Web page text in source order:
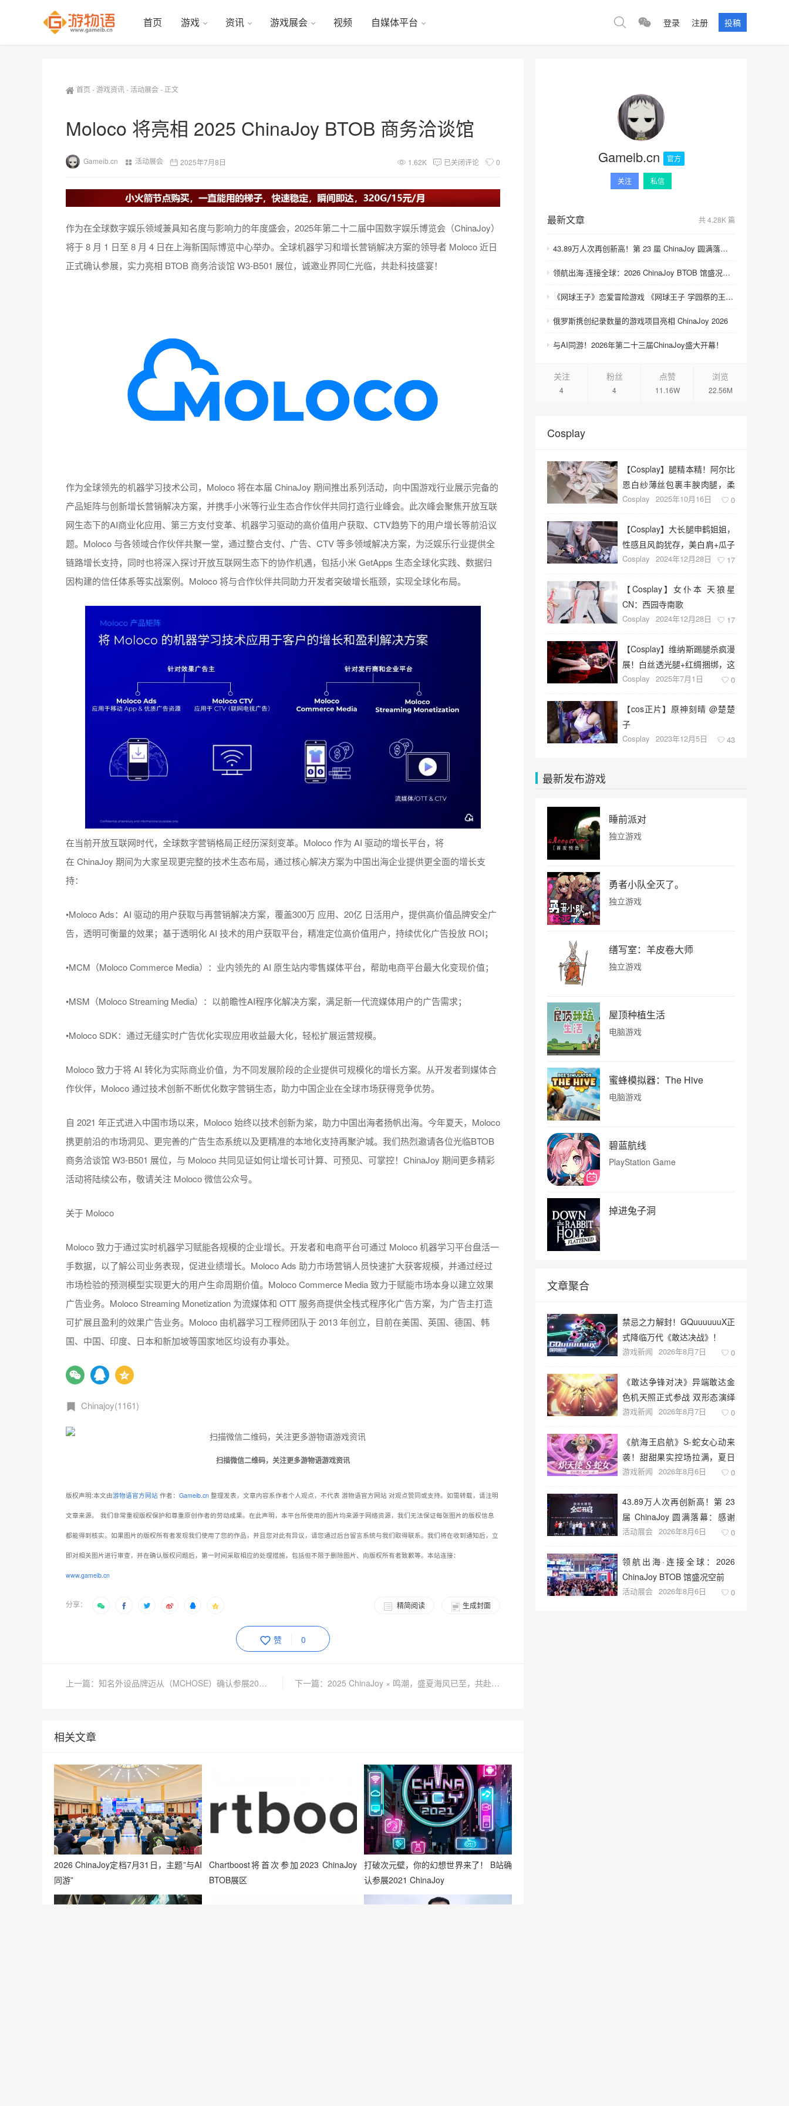
首页 游戏 资讯 游戏展会 视频 自媒体平台 登录 注册 投稿
首页 -游戏资讯-活动展会- 正文
Moloco 将亮相 2025 ChinaJoy BTOB 商务洽谈馆
Gameib.cn 活动展会 2025年7月8日 1.62K 已关闭评论 0
作为在全球数字娱乐领域兼具知名度与影响力的年度盛会，2025年第二十二届中国数字娱乐博览会（ChinaJoy）
将于 8 月 1 日至 8 月 4 日在上海新国际博览中心举办。全球机器学习和增长营销解决方案的领导者 Moloco 近日
正式确认参展，实力亮相 BTOB 商务洽谈馆 W3-B501 展位，诚邀业界同仁光临，共赴科技盛宴！
作为全球领先的机器学习技术公司，Moloco 将在本届 ChinaJoy 期间推出系列活动，向中国游戏行业展示完备的
产品矩阵与创新增长营销解决方案，并携手小米等行业生态合作伙伴共同打造行业峰会。此次峰会聚焦开放互联
网生态下的AI商业化应用、第三方支付变革、机器学习驱动的高价值用户获取、CTV趋势下的用户增长等前沿议
题。Moloco 与各领域合作伙伴共聚一堂，通过整合支付、广告、CTV 等多领域解决方案，为泛娱乐行业提供全
链路增长支持，同时也将深入探讨开放互联网生态下的协作机遇，包括小米 GetApps 生态全球化实践、数据归
因构建的信任体系等实战案例。Moloco 将与合作伙伴共同助力开发者突破增长瓶颈，实现全球化布局。
在当前开放互联网时代，全球数字营销格局正经历深刻变革。Moloco 作为 AI 驱动的增长平台，将
在 ChinaJoy 期间为大家呈现更完整的技术生态布局，通过核心解决方案为中国出海企业提供更全面的增长支
持：
•Moloco Ads：AI 驱动的用户获取与再营销解决方案，覆盖300万 应用、20亿 日活用户，提供高价值品牌安全广
告，透明可衡量的效果；基于透明化 AI 技术的用户获取平台，精准定位高价值用户，持续优化广告投放 ROI；
•MCM（Moloco Commerce Media）：业内领先的 AI 原生站内零售媒体平台，帮助电商平台最大化变现价值；
•MSM（Moloco Streaming Media）：以前瞻性AI程序化解决方案，满足新一代流媒体用户的广告需求；
•Moloco SDK：通过无缝实时广告优化实现应用收益最大化，轻松扩展运营规模。
Moloco 致力于将 AI 转化为实际商业价值，为不同发展阶段的企业提供可规模化的增长方案。从开发者到媒体合
作伙伴，Moloco 通过技术创新不断优化数字营销生态，助力中国企业在全球市场获得竞争优势。
自 2021 年正式进入中国市场以来，Moloco 始终以技术创新为桨，助力中国出海者扬帆出海。今年夏天，Moloco
携更前沿的市场洞见、更完善的广告生态系统以及更精准的本地化支持再聚沪城。我们热烈邀请各位光临BTOB
商务洽谈馆 W3-B501 展位，与 Moloco 共同见证如何让增长可计算、可预见、可掌控！ChinaJoy 期间更多精彩
活动将陆续公布，敬请关注 Moloco 微信公众号。
关于 Moloco
Moloco 致力于通过实时机器学习赋能各规模的企业增长。开发者和电商平台可通过 Moloco 机器学习平台盘活一
手数据，以了解公司业务表现，促进业绩增长。Moloco Ads 助力市场营销人员快速扩大获客规模，并通过经过
市场检验的预测模型实现更大的用户生命周期价值。Moloco Commerce Media 致力于赋能市场本身以建立效果
广告业务。Moloco Streaming Monetization 为流媒体和 OTT 服务商提供全栈式程序化广告方案，为广告主打造
可扩展且盈利的效果广告业务。Moloco 由机器学习工程师团队于 2013 年创立，目前在美国、英国、德国、韩
国、中国、印度、日本和新加坡等国家地区均设有办事处。
Chinajoy(1161)
扫描微信二维码，关注更多游物语游戏资讯
版权声明:本文由游物语官方网站 作者： Gameib.cn 整理发表，文章内容系作者个人观点，不代表 游物语官方网站 对观点赞同或支持。如需转载，请注明
文章来源。 我们非常重视版权保护和尊重原创作者的劳动成果。在此声明，本平台所使用的图片均来源于网络资源，我们无法保证每张图片的版权信息
都能得到核实。如果图片的版权所有者发现我们使用了您的作品，并且您对此有异议，请您通过后台留言系统与我们取得联系。我们将在收到通知后，立
即对相关图片进行审查，并在确认版权问题后，第一时间采取相应的处理措施，包括但不限于删除图片、向版权所有者致歉等。本站连接：
www.gameib.cn
分享： 生成封面
精简阅读
赞 0
上一篇：知名外设品牌迈从（MCHOSE）确认参展2025 ChinaJoy BTOC！ 下一篇：2025 ChinaJoy × 鸣潮，盛夏海风已至，共赴「海滩邂逅」之约
相关文章
2026 ChinaJoy定档7月31日，主题”与AI
同游”
Chartboost将首次参加2023 ChinaJoy
BTOB展区
打破次元壁，你的幻想世界来了！ B站确
认参展2021 ChinaJoy
Gameib.cn 官方
关注 私信
最新文章 共 4.28K 篇
43.89万人次再创新高！第 23 届 ChinaJoy 圆满落幕：感谢有你，共赴这场“与 AI 同游”的盛夏之约
领航出海·连接全球：2026 ChinaJoy BTOB 馆盛况空前
《网球王子》恋爱冒险游戏 《网球王子 学园祭的王子们 ♡-40 and more…》与《网球王子 心跳求生 Tie break ♡game》发售
俄罗斯携创纪录数量的游戏项目亮相 ChinaJoy 2026
与AI同游！2026年第二十三届ChinaJoy盛大开幕！
关注
4
粉丝
4
点赞
11.16W
浏览
22.56M
Cosplay
【Cosplay】腿精本精！阿尔比
恩白纱薄丝包裹丰腴肉腿，柔
软Q弹如奶油蛋糕！
Cosplay 2025年10月16日 0
【Cosplay】大长腿申鹤姐姐，
性感且风韵犹存，美白肩+瓜子
脸，侧脸YYDS
Cosplay 2024年12月28日 17
【Cosplay】女仆本 天狼星
CN：西园寺南歌
Cosplay 2024年12月28日 17
【Cosplay】维纳斯踢腿杀疯漫
展！白丝透光腿+红绸捆绑，这
波是纯欲天花板
Cosplay 2025年7月1日 0
【cos正片】原神刻晴 @楚楚
子
Cosplay 2023年12月5日 43
最新发布游戏
睡前派对
独立游戏
勇者小队全灭了。
独立游戏
缮写室：羊皮卷大师
独立游戏
屋顶种植生活
电脑游戏
蜜蜂模拟器：The Hive
电脑游戏
碧蓝航线
PlayStation Game
掉进兔子洞
文章聚合
禁忌之力解封！GQuuuuuuX正
式降临万代《敢达决战》！
游戏新闻 2026年8月7日 0
《敢达争锋对决》异端敢达金
色机天照正式参战 双形态演绎
空中战技
游戏新闻 2026年8月7日 0
《航海王启航》S-蛇女心动来
袭！甜甜果实控场拉满，夏日
盛宴开启
游戏新闻 2026年8月6日 0
43.89万人次再创新高！第 23
届 ChinaJoy 圆满落幕：感谢
有你，共赴这场“与 AI 同游”的
活动展会 2026年8月6日 0
领航出海·连接全球：2026
ChinaJoy BTOB 馆盛况空前
活动展会 2026年8月6日 0